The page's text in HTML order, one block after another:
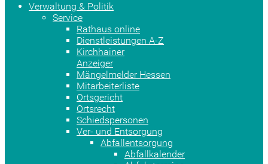
Verwaltung & Politik
Service
Rathaus online
Dienstleistungen A-Z
Kirchhainer
Anzeiger
Mängelmelder Hessen
Mitarbeiterliste
Ortsgericht
Ortsrecht
Schiedspersonen
Ver- und Entsorgung
Abfallentsorgung
Abfallkalender